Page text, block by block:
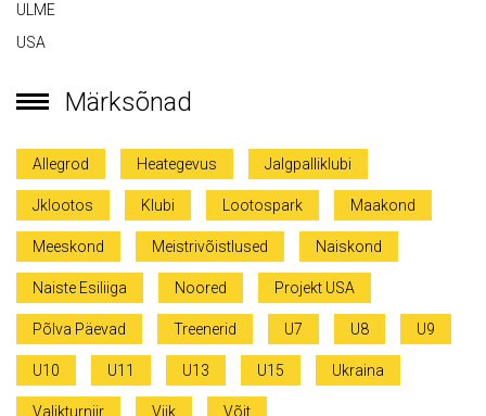
ULME
USA
Märksõnad
Allegrod Heategevus Jalgpalliklubi
Jklootos Klubi Lootospark Maakond
Meeskond Meistrivõistlused Naiskond
Naiste Esiliiga Noored Projekt USA
Põlva Päevad Treenerid U7 U8 U9
U10 U11 U13 U15 Ukraina
Valikturniir Viik Võit